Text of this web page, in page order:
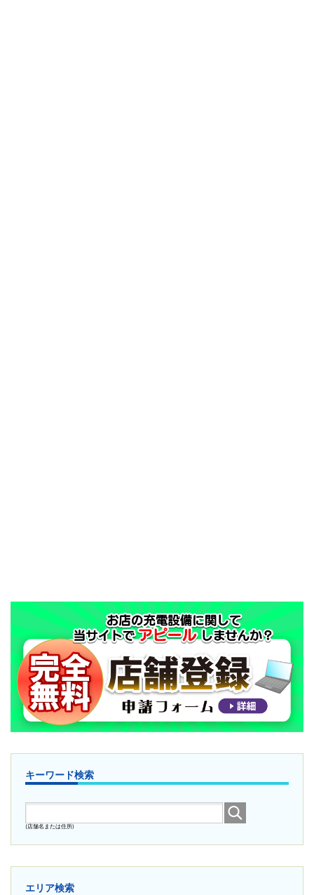
キーワード検索
(店舗名または住所)
エリア検索